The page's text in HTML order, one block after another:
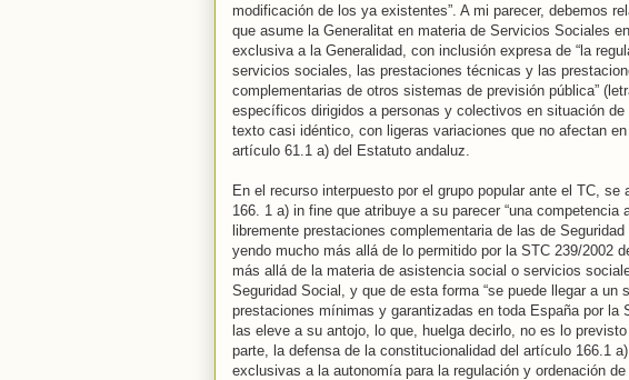
modificación de los ya existentes”. A mi parecer, debemos
que asume la Generalitat en materia de Servicios Sociales
exclusiva a la Generalidad, con inclusión expresa de “la
servicios sociales, las prestaciones técnicas y las
complementarias de otros sistemas de previsión pública”
específicos dirigidos a personas y colectivos en situación
texto casi idéntico, con ligeras variaciones que no afectan
artículo 61.1 a) del Estatuto andaluz.
En el recurso interpuesto por el grupo popular ante el TC,
166. 1 a) in fine que atribuye a su parecer “una
libremente prestaciones complementaria de las de
yendo mucho más allá de lo permitido por la STC 239/2002
más allá de la materia de asistencia social o servicios
Seguridad Social, y que de esta forma “se puede llegar a un
prestaciones mínimas y garantizadas en toda España por la
las eleve a su antojo, lo que, huelga decirlo, no es lo
parte, la defensa de la constitucionalidad del artículo 166.1
exclusivas a la autonomía para la regulación y ordenación